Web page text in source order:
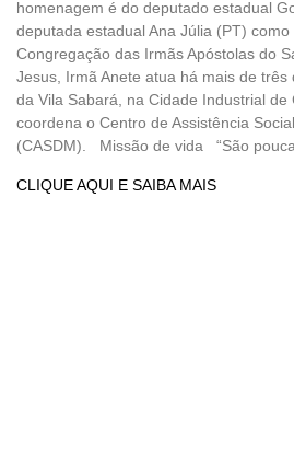
homenagem é do deputado estadual
deputada estadual Ana Júlia (PT)
Congregação das Irmãs Apóstolas do
Jesus, Irmã Anete atua há mais de
da Vila Sabará, na Cidade Industrial de
coordena o Centro de Assistência
(CASDM). Missão de vida “São
CLIQUE AQUI E SAIBA MAIS